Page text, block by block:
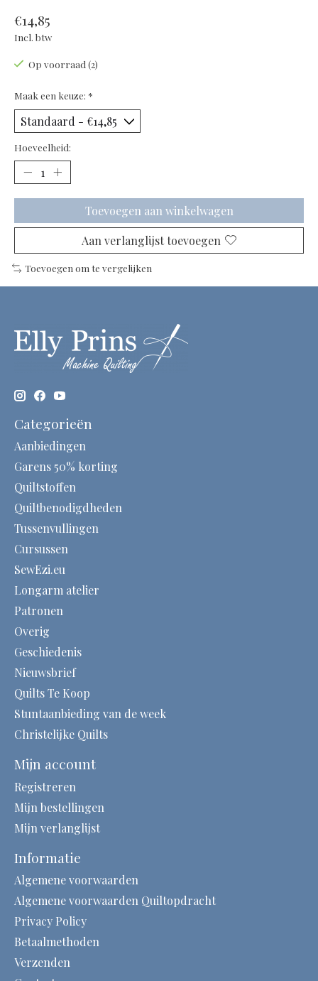
€14,85
Incl. btw
Op voorraad (2)
Maak een keuze: *
Hoeveelheid:
Toevoegen aan winkelwagen
Aan verlanglijst toevoegen
Toevoegen om te vergelijken
Categorieën
Aanbiedingen
Garens 50% korting
Quiltstoffen
Quiltbenodigdheden
Tussenvullingen
Cursussen
SewEzi.eu
Longarm atelier
Patronen
Overig
Geschiedenis
Nieuwsbrief
Quilts Te Koop
Stuntaanbieding van de week
Christelijke Quilts
Mijn account
Registreren
Mijn bestellingen
Mijn verlanglijst
Informatie
Algemene voorwaarden
Algemene voorwaarden Quiltopdracht
Privacy Policy
Betaalmethoden
Verzenden